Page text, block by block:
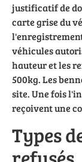
justificatif de
carte grise du
véhicules
hauteur et les
500kg. Les
site. Une fois
reçoivent une
Types